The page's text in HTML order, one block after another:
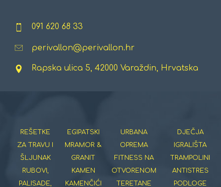
091 620 68 33
perivallon@perivallon.hr
Rapska ulica 5, 42000 Varaždin, Hrvatska
REŠETKE
ZA TRAVU I
ŠLJUNAK
RUBOVI,
PALISADE,
EGIPATSKI
MRAMOR &
GRANIT
KAMEN
KAMENČIĆI
URBANA
OPREMA
FITNESS NA
OTVORENOM
TERETANE
DJEČJA
IGRALIŠTA
TRAMPOLINI
ANTISTRES
PODLOGE